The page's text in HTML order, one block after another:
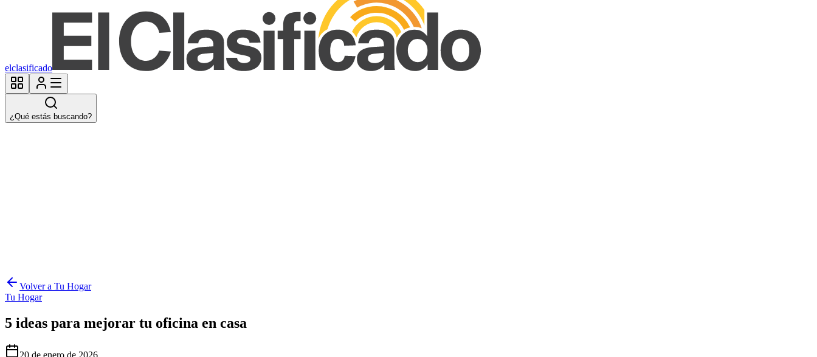
elclasificado
¿Qué estás buscando?
Volver a Tu Hogar
Tu Hogar
5 ideas para mejorar tu oficina en casa
20 de enero de 2026